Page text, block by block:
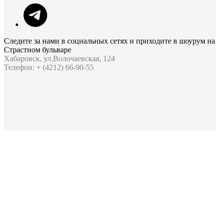
Следите за нами в социальных сетях и приходите в шоурум на
Страстном бульваре
Хабаровск, ул.Волочаевская, 124
Телефон: + (4212) 66-90-55